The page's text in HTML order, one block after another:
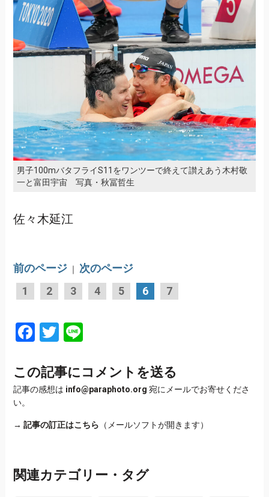
男子100mバタフライS11をワンツーで終えて讃えあう木村敬
一と富田宇宙 写真・秋冨哲生
佐々木延江
前のページ｜ 次のページ
1
2 3 4 5 6 7
Facebook
Twitter
Line
この記事にコメントを送る
記事の感想は info@paraphoto.org 宛にメールでお寄せくださ
い。
→ 記事の訂正はこちら （メールソフトが開きます）
関連カテゴリー・タグ